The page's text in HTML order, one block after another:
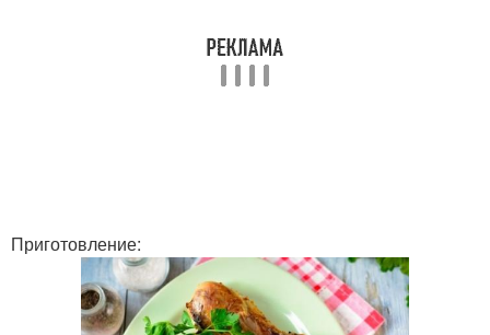
Приготовление: